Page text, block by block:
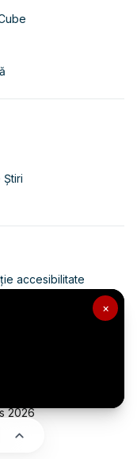
×
Știri
accesibilitate
de confidențialitate
2026